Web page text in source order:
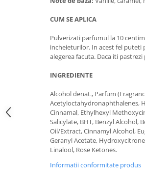
CUM SE APLICA
Pulverizati parfumul la 10
incheieturilor. In acest fel puteti
alegerea facuta. Daca iti
INGREDIENTE
Alcohol denat., Parfum
Acetyloctahydronaphthalenes,
Cinnamal, Ethylhexyl
Salicylate, BHT, Benzyl Alcohol,
Oil/Extract, Cinnamyl Alcohol,
Geranyl Acetate,
Linalool, Rose Ketones.
Informatii conformitate produs